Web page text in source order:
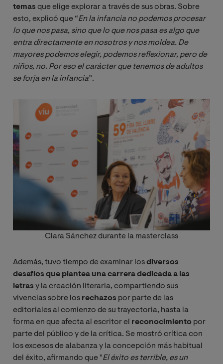
temas que elige explorar a través de sus obras. Sobre
esto, explicó que “En la infancia no podemos procesar
lo que nos pasa, sino que lo que nos pasa es algo que
entra directamente en nosotros y nos moldea. De
mayores podemos elegir, podemos reflexionar, pero de
niños, no. Por eso el carácter que tenemos de adultos
se forja en la infancia”.
Clara Sánchez durante la masterclass
Además, tuvo tiempo de examinar losdiversos
desafíos que plantea una carrera dedicada a las
letras y la creación literaria, compartiendo sus
vivencias sobre los rechazos por parte de las
editoriales al comienzo de su trayectoria, hasta la
forma en que afecta al escritor el reconocimiento por
parte del público y de la crítica. Se mostró crítica con
los excesos de alabanza y la concepción más habitual
del éxito, afirmando que "El éxito es terrible, es un